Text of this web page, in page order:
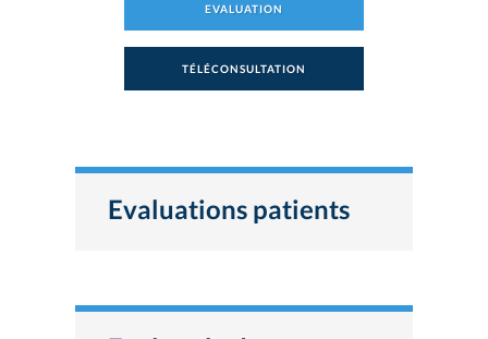
EVALUATION
TÉLÉCONSULTATION
Evaluations patients